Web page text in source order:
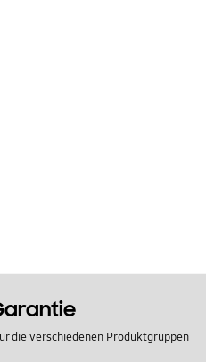
die verschiedenen Produktgruppen